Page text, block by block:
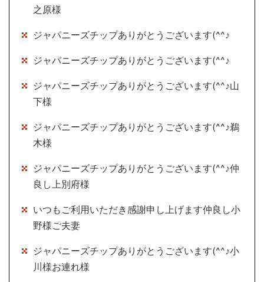
之原様
ジャパニーズチップありがとうございます(^^♪
ジャパニーズチップありがとうございます(^^♪
ジャパニーズチップありがとうございます(^^♪山
下様
ジャパニーズチップありがとうございます(^^♪鵜
木様
ジャパニーズチップありがとうございます(^^♪仲
良し上別府様
いつもご利用いただき感謝申し上げます仲良し小
野様ご夫妻
ジャパニーズチップありがとうございます(^^♪小
川様お連れ様